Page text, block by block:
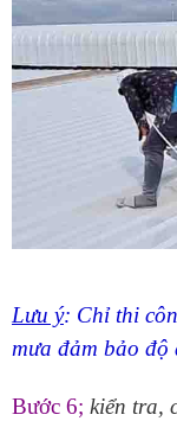
Lưu ý: Chỉ thi
mưa đảm bảo độ
Bước 6; kiển tra,